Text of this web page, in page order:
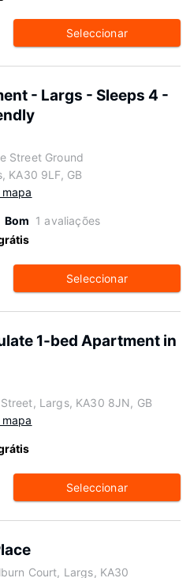
Seleccionar
- Largs - Sleeps 4 -
Street Ground
KA30 9LF, GB
Bom 1 avaliações
Seleccionar
1-bed Apartment in
Largs, KA30 8JN, GB
Seleccionar
Court, Largs, KA30